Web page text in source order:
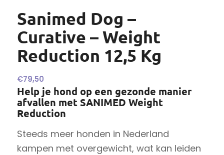
Sanimed Dog –
Curative – Weight
Reduction 12,5 Kg
€79,50
Help je hond op een gezonde manier
afvallen met SANIMED Weight
Reduction
Steeds meer honden in Nederland
kampen met overgewicht, wat kan leiden